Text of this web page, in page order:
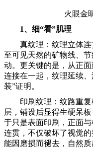
火眼金
1、细“看”肌理
真纹理：纹理立体
至可见天然的矿物线、
动。更关键的是，从正
连接在一起，纹理延续
装”证明。
印刷纹理：纹路重
层，铺设后显得生硬呆
于只是表面印刷，正面
连贯，不仅破坏了视觉
能因磨损而褪去，自然质